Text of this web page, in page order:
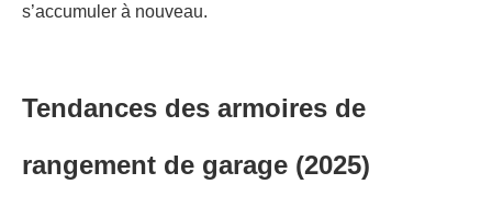
s’accumuler à nouveau.
Tendances des armoires de
rangement de garage (2025)